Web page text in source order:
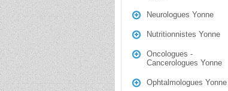
Neurologues Yonne
Nutritionnistes Yonne
Oncologues -
Cancerologues Yonne
Ophtalmologues Yonne